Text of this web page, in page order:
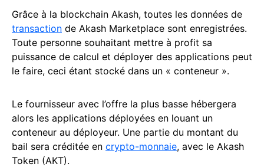
Grâce à la blockchain Akash, toutes les données de
transaction de Akash Marketplace sont enregistrées.
Toute personne souhaitant mettre à profit sa
puissance de calcul et déployer des applications peut
le faire, ceci étant stocké dans un « conteneur ».
Le fournisseur avec l’offre la plus basse hébergera
alors les applications déployées en louant un
conteneur au déployeur. Une partie du montant du
bail sera créditée en crypto-monnaie, avec le Akash
Token (AKT).